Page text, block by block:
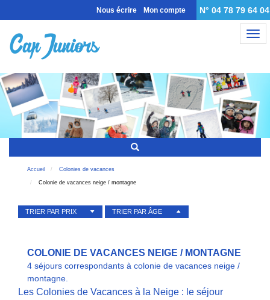
Nous écrire Mon compte N° 04 78 79 64 04
Accueil Colonies de vacances
Colonie de vacances neige / montagne
TRIER PAR PRIX TRIER PAR ÂGE
COLONIE DE VACANCES NEIGE / MONTAGNE
4 séjours correspondants à colonie de vacances neige /
montagne.
Les Colonies de Vacances à la Neige : le séjour